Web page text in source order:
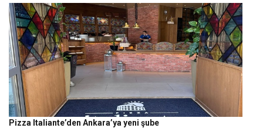
Pizza Italiante’den Ankara’ya yeni şube